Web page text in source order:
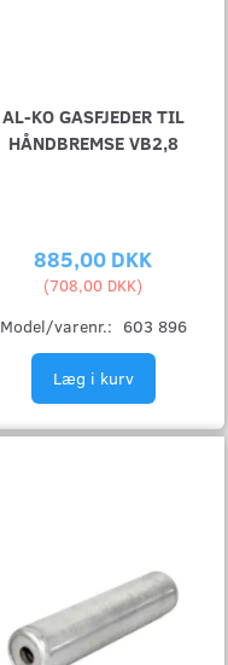
AL-KO GASFJEDER TIL
HÅNDBREMSE VB2,8
885,00 DKK
(708,00 DKK)
Model/varenr.: 603 896
Læg i kurv